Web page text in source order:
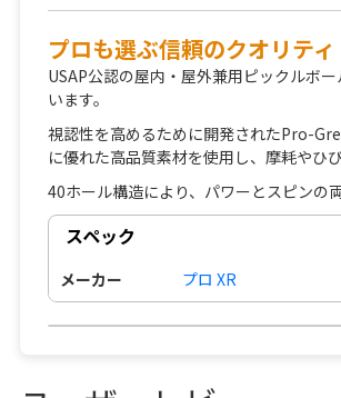
プロも選ぶ信頼のクオリティ
USAP公認の屋内・屋外兼用ピックルボ
います。
視認性を高めるために開発されたPro-
に優れた高品質素材を使用し、摩耗やひ
40ホール構造により、パワーとスピンの
スペック
メーカー プロ XR